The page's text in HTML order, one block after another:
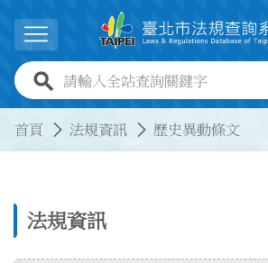
展開選單
全站查詢關鍵字欄位
首頁 法規資訊 歷史異動條文
法規資訊